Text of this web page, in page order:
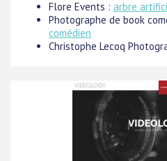
Flore Events : arbre
Photographe de book
comédien
Christophe Lecoq